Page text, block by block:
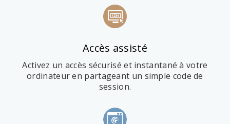
Accès assisté
Activez un accès sécurisé et instantané à votre
ordinateur en partageant un simple code de
session.